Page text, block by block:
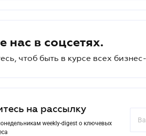
нас в соцсетях.
чтоб быть в курсе всех
на рассылку
weekly-digest о ключевых